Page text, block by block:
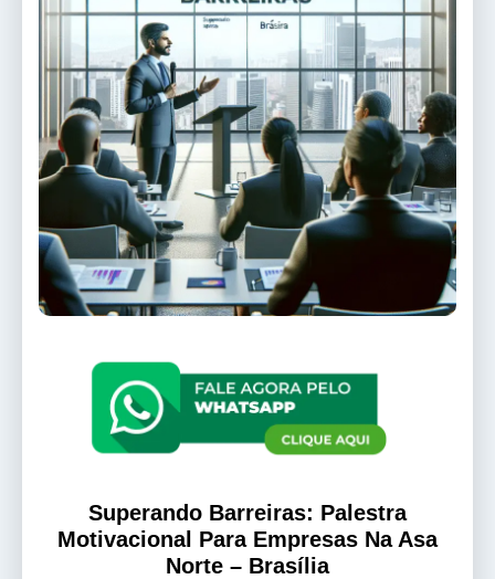
Superando Barreiras: Palestra
Motivacional Para Empresas Na Asa
Norte – Brasília